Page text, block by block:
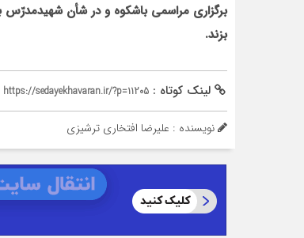
برگزاری مراسمی باشکوه و در شأن
بزند.
لینک کوتاه : https://sedayekhavaran.ir/?p=11205
نویسنده : عليرضا افتخاري ترشيزي